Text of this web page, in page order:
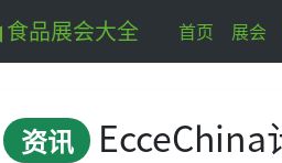
食品展会大全 首页 展会
资讯